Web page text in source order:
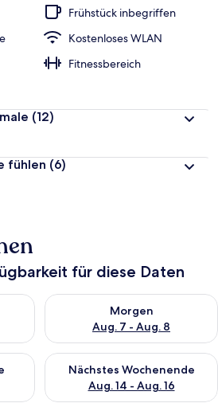
Frühstück inbegriffen
Kostenloses WLAN
Fitnessbereich
(12)
fühlen (6)
für diese Daten
für heute Nacht, Aug. 6 - Aug. 7.
Morgen
Aug. 7 - Aug. 8
Überprüfe die Verfügbarkeit
für dieses Wochenende, Aug. 7
Nächstes Wochenende
Aug. 14 - Aug. 16
Überprüfe die Verfügbarkeit